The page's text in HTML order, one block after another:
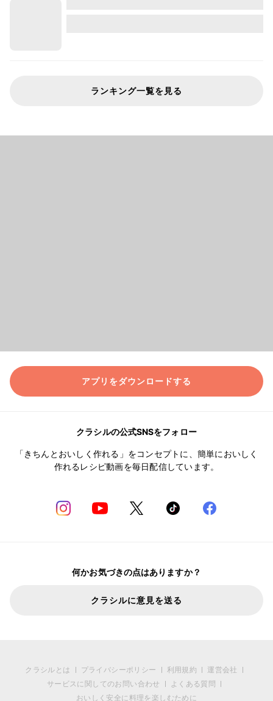
ランキング一覧を見る
アプリをダウンロードする
クラシルの公式SNSをフォロー
「きちんとおいしく作れる」をコンセプトに、簡単においしく
作れるレシピ動画を毎日配信しています。
何かお気づきの点はありますか？
クラシルに意見を送る
クラシルとは プライバシーポリシー 利用規約
運営会社
サービスに関してのお問い合わせ
よくある質問
おいしく安全に料理を楽しむために